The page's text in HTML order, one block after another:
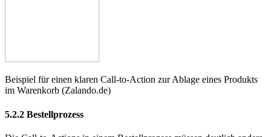
Beispiel für einen klaren Call-to-Action zur Ablage eines Produkts
im Warenkorb (Zalando.de)
5.2.2 Bestellprozess